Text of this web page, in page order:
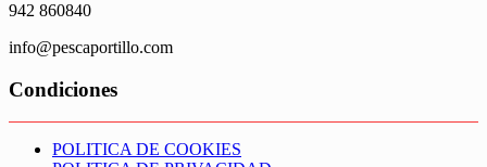
942 860840
info@pescaportillo.com
Condiciones
POLITICA DE COOKIES